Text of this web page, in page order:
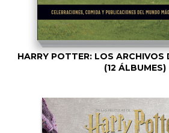
HARRY POTTER: LOS ARCHIVOS
(12 ÁLBUMES)